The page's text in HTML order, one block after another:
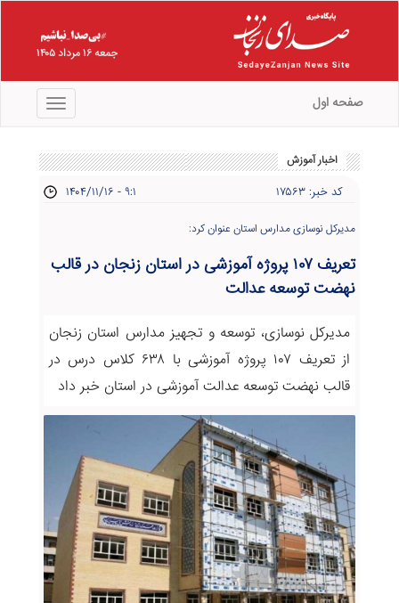
جمعه ۱۶ مرداد ۱۴۰۵
منو صفحه اول
اخبار آموزش
کد خبر: ۱۷۵۶۳ ۱۴۰۴/۱۱/۱۶ - ۹:۱
مدیرکل نوسازی مدارس استان عنوان کرد:
تعریف ۱۰۷ پروژه آموزشی در استان زنجان در قالب
نهضت توسعه عدالت
مدیرکل نوسازی، توسعه و تجهیز مدارس استان زنجان
از تعریف ۱۰۷ پروژه آموزشی با ۶۳۸ کلاس درس در
قالب نهضت توسعه عدالت آموزشی در استان خبر داد